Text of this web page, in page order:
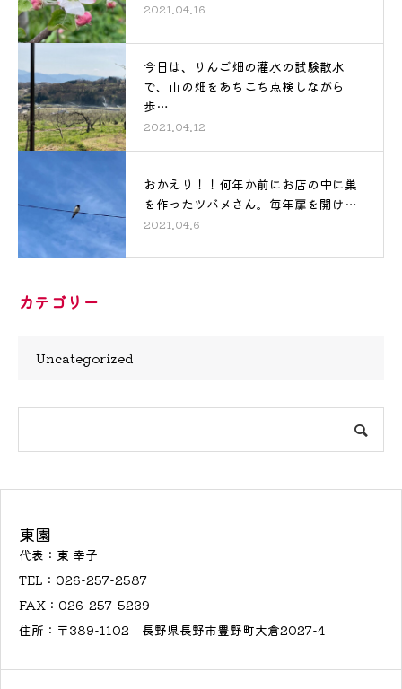
2021.04.16
今日は、りんご畑の灌水の試験散水
で、山の畑をあちこち点検しながら
歩…
2021.04.12
おかえり！！何年か前にお店の中に巣
を作ったツバメさん。毎年扉を開け…
2021.04.6
カテゴリー
Uncategorized
東園
代表：東 幸子
TEL：026-257-2587
FAX：026-257-5239
住所：〒389-1102 長野県長野市豊野町大倉2027-4